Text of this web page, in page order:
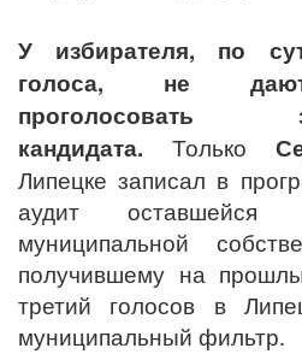
У избирателя, по
голоса, не дают
кандидата. Только
Липецке записал в
аудит оставшейся
муниципальной
получившему на
третий голосов в
муниципальный фильтр.